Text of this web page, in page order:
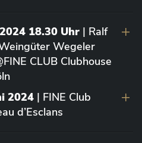
18.30 Uhr | Ralf
Wegeler
CLUB Clubhouse
2024 | FINE Club
d’Esclans